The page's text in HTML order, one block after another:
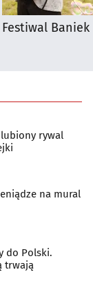
Festiwal
rywal
na mural
do Polski.
trwają